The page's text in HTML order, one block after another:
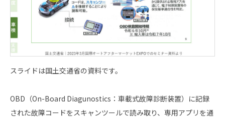
スライドは国土交通省の資料です。
OBD（On-Board Diagunostics：車載式故障診断装置）に記録
された故障コードをスキャンツールで読み取り、専用アプリを通